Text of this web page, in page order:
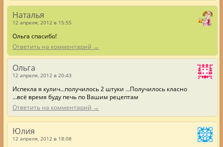
Наталья
12 апреля, 2012 в 15:55
Ольга спасибо!
Ответить на комментарий →
Ольга
12 апреля, 2012 в 20:43
Испекла я кулич…получилось 2 штуки …Получилось класно
…всё время буду печь по Вашим рецептам
Ответить на комментарий →
Юлия
12 апреля, 2012 в 18:08